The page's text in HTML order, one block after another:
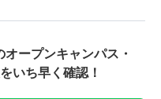
オープンキャンパス・
いち早く確認！